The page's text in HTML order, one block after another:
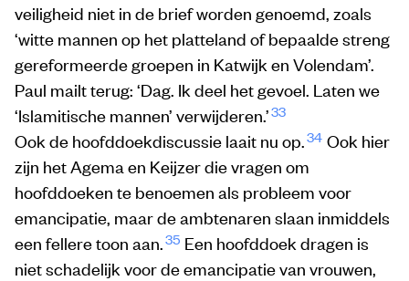
veiligheid niet in de brief worden genoemd, zoals
‘witte mannen op het platteland of bepaalde streng
gereformeerde groepen in Katwijk en Volendam’.
Paul mailt terug: ‘Dag. Ik deel het gevoel. Laten we
‘Islamitische mannen’ verwijderen.’33
Ook de hoofddoekdiscussie laait nu op.34 Ook hier
zijn het Agema en Keijzer die vragen om
hoofddoeken te benoemen als probleem voor
emancipatie, maar de ambtenaren slaan inmiddels
een fellere toon aan.35 Een hoofddoek dragen is
niet schadelijk voor de emancipatie van vrouwen,